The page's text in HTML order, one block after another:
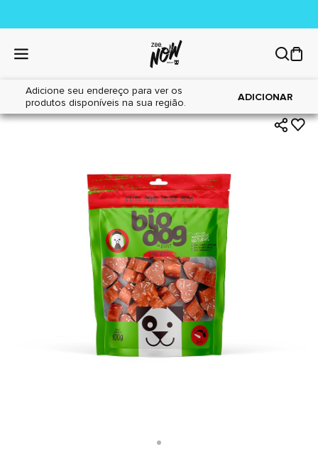
Adicione seu endereço para ver os
produtos disponíveis na sua região.
ADICIONAR
Home|Cães|Petiscos